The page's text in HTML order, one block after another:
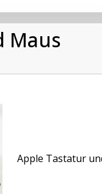
Maus
Apple Tastatur